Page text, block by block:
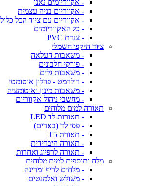
- אקווריומים נאנו
- אקווריום בניה עצמית
- אקווריום עם ציוד הכל כלול
- כל האקווריומים
- צנרת PVC
ציוד היקפי חשמלי
- משאבות העלאה
- פורקי חלבונים
- משאבות גלים
- רולרמט - פרלון אוטומטי
- משאבות מינון ואוטומציה
- מחשבי ניהול אקווריום
תאורה למים מלוחים
- תאורות לד LED
- פסי לד (בארים)
- תאורת T5
- תאורה היברידית
- תאורה לרפיוג ואחרות
מלח ותוספים למים מלוחים
- מלחים לריף ומרינה
- משולש ואלמנטים